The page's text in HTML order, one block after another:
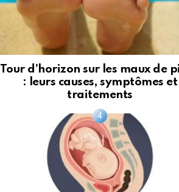
Tour d’horizon sur les maux de
: leurs causes, symptômes et
traitements